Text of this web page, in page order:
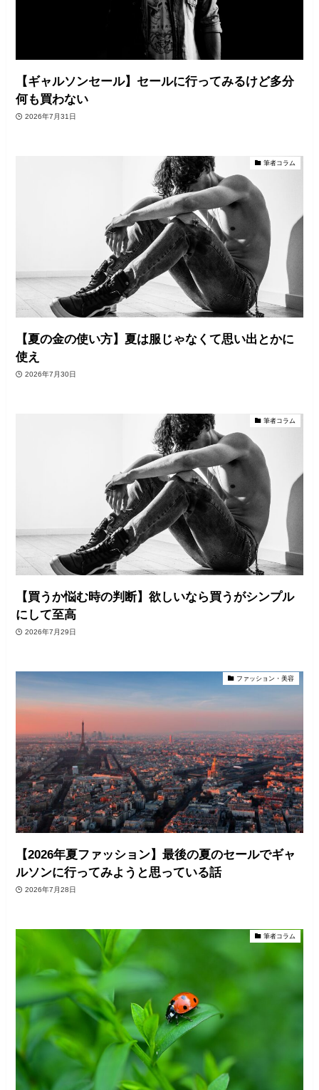
【ギャルソンセール】セールに行ってみるけど多分
何も買わない
2026年7月31日
筆者コラム
【夏の金の使い方】夏は服じゃなくて思い出とかに
使え
2026年7月30日
筆者コラム
【買うか悩む時の判断】欲しいなら買うがシンプル
にして至高
2026年7月29日
ファッション・美容
【2026年夏ファッション】最後の夏のセールでギャ
ルソンに行ってみようと思っている話
2026年7月28日
筆者コラム